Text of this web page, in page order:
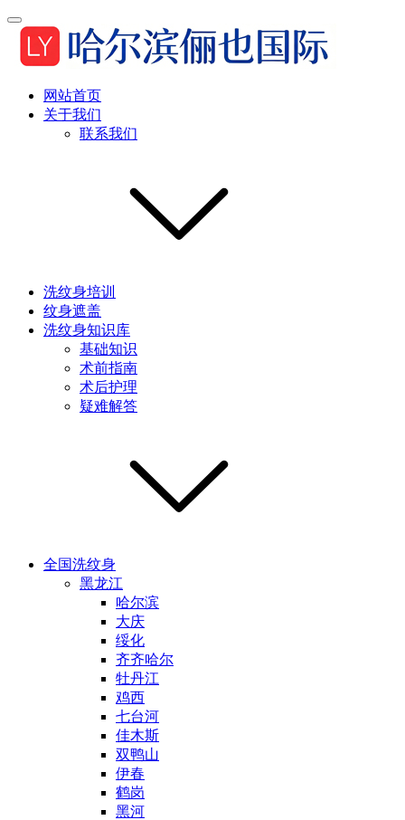
网站首页
关于我们
联系我们
洗纹身培训
纹身遮盖
洗纹身知识库
基础知识
术前指南
术后护理
疑难解答
全国洗纹身
黑龙江
哈尔滨
大庆
绥化
齐齐哈尔
牡丹江
鸡西
七台河
佳木斯
双鸭山
伊春
鹤岗
黑河